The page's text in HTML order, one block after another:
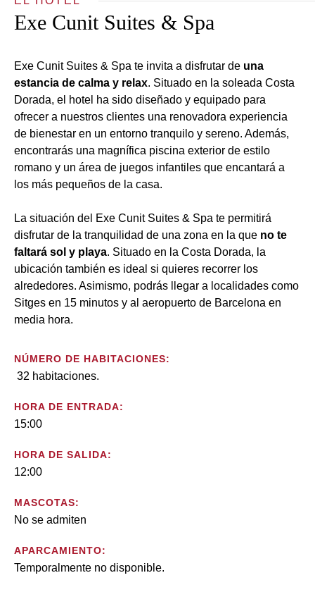
Exe Cunit Suites & Spa
Exe Cunit Suites & Spa te invita a disfrutar de una
estancia de calma y relax. Situado en la soleada Costa
Dorada, el hotel ha sido diseñado y equipado para
ofrecer a nuestros clientes una renovadora experiencia
de bienestar en un entorno tranquilo y sereno. Además,
encontrarás una magnífica piscina exterior de estilo
romano y un área de juegos infantiles que encantará a
los más pequeños de la casa.
La situación del Exe Cunit Suites & Spa te permitirá
disfrutar de la tranquilidad de una zona en la que no te
faltará sol y playa. Situado en la Costa Dorada, la
ubicación también es ideal si quieres recorrer los
alrededores. Asimismo, podrás llegar a localidades como
Sitges en 15 minutos y al aeropuerto de Barcelona en
media hora.
NÚMERO DE HABITACIONES:
32 habitaciones.
HORA DE ENTRADA:
15:00
HORA DE SALIDA:
12:00
MASCOTAS:
No se admiten
APARCAMIENTO:
Temporalmente no disponible.